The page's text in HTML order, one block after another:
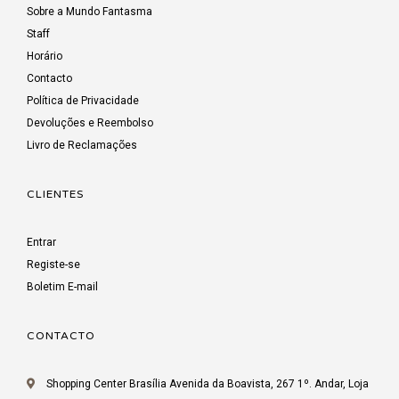
Sobre a Mundo Fantasma
Staff
Horário
Contacto
Política de Privacidade
Devoluções e Reembolso
Livro de Reclamações
CLIENTES
Entrar
Registe-se
Boletim E-mail
CONTACTO
Shopping Center Brasília Avenida da Boavista, 267 1º. Andar, Loja